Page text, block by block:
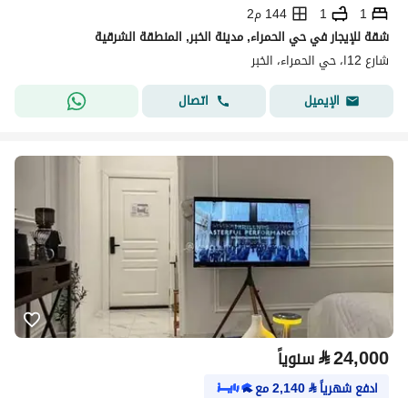
1
1
144 م2
شقة للإيجار في حي الحمراء, مدينة الخبر, المنطقة الشرقية
شارع 12ا، حي الحمراء، الخبر
الإيميل
اتصال
⃁24,000 سنوياً
ادفع شهرياً⃁
2,140مع